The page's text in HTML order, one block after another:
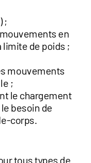
;
en
limite de poids ;
mouvements
;
le chargement
besoin de
corps.
tous types de